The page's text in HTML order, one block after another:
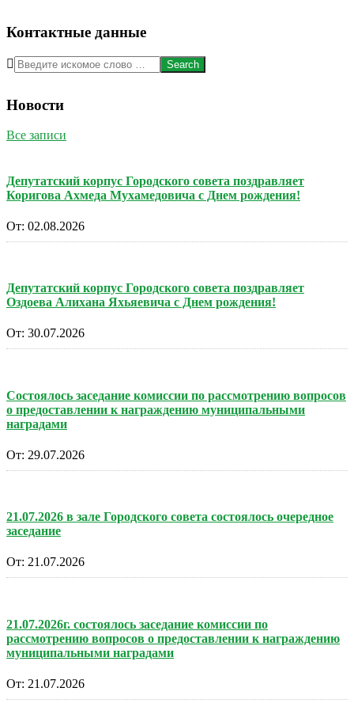
Контактные данные
Search
Новости
Все записи
Депутатский корпус Городского совета поздравляет
Коригова Ахмеда Мухамедовича с Днем рождения!
От: 02.08.2026
Депутатский корпус Городского совета поздравляет
Оздоева Алихана Яхьяевича с Днем рождения!
От: 30.07.2026
Состоялось заседание комиссии по рассмотрению вопросов
о предоставлении к награждению муниципальными
наградами
От: 29.07.2026
21.07.2026 в зале Городского совета состоялось очередное
заседание
От: 21.07.2026
21.07.2026г. состоялось заседание комиссии по
рассмотрению вопросов о предоставлении к награждению
муниципальными наградами
От: 21.07.2026